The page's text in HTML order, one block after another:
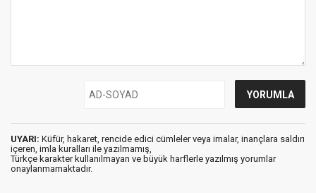
UYARI: Küfür, hakaret, rencide edici cümleler veya imalar, inançlara saldırı
içeren, imla kuralları ile yazılmamış,
Türkçe karakter kullanılmayan ve büyük harflerle yazılmış yorumlar
onaylanmamaktadır.